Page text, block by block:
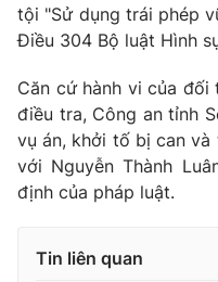
Liên hệ tòa soạn
THỜI BÁO VTV
tội "Sử dụng trái phép
Điều 304 Bộ luật Hình
Căn cứ hành vi của đối
điều tra, Công an tỉnh
vụ án, khởi tố bị can
với Nguyễn Thành
định của pháp luật.
Tin liên quan